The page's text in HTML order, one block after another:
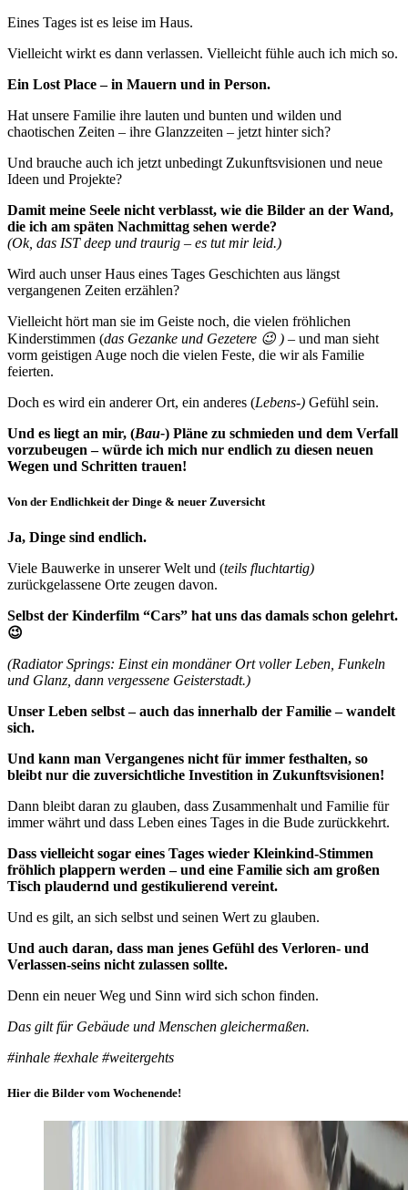
Eines Tages ist es leise im Haus.
Vielleicht wirkt es dann verlassen. Vielleicht fühle auch ich mich so.
Ein Lost Place – in Mauern und in Person.
Hat unsere Familie ihre lauten und bunten und wilden und
chaotischen Zeiten – ihre Glanzzeiten – jetzt hinter sich?
Und brauche auch ich jetzt unbedingt Zukunftsvisionen und neue
Ideen und Projekte?
Damit meine Seele nicht verblasst, wie die Bilder an der Wand,
die ich am späten Nachmittag sehen werde?
(Ok, das IST deep und traurig – es tut mir leid.)
Wird auch unser Haus eines Tages Geschichten aus längst
vergangenen Zeiten erzählen?
Vielleicht hört man sie im Geiste noch, die vielen fröhlichen
Kinderstimmen (das Gezanke und Gezetere 😉 ) – und man sieht
vorm geistigen Auge noch die vielen Feste, die wir als Familie
feierten.
Doch es wird ein anderer Ort, ein anderes (Lebens-) Gefühl sein.
Und es liegt an mir, (Bau-) Pläne zu schmieden und dem Verfall
vorzubeugen – würde ich mich nur endlich zu diesen neuen
Wegen und Schritten trauen!
Von der Endlichkeit der Dinge & neuer Zuversicht
Ja, Dinge sind endlich.
Viele Bauwerke in unserer Welt und (teils fluchtartig)
zurückgelassene Orte zeugen davon.
Selbst der Kinderfilm “Cars” hat uns das damals schon gelehrt.
😉
(Radiator Springs: Einst ein mondäner Ort voller Leben, Funkeln
und Glanz, dann vergessene Geisterstadt.)
Unser Leben selbst – auch das innerhalb der Familie – wandelt
sich.
Und kann man Vergangenes nicht für immer festhalten, so
bleibt nur die zuversichtliche Investition in Zukunftsvisionen!
Dann bleibt daran zu glauben, dass Zusammenhalt und Familie für
immer währt und dass Leben eines Tages in die Bude zurückkehrt.
Dass vielleicht sogar eines Tages wieder Kleinkind-Stimmen
fröhlich plappern werden – und eine Familie sich am großen
Tisch plaudernd und gestikulierend vereint.
Und es gilt, an sich selbst und seinen Wert zu glauben.
Und auch daran, dass man jenes Gefühl des Verloren- und
Verlassen-seins nicht zulassen sollte.
Denn ein neuer Weg und Sinn wird sich schon finden.
Das gilt für Gebäude und Menschen gleichermaßen.
#inhale #exhale #weitergehts
Hier die Bilder vom Wochenende!